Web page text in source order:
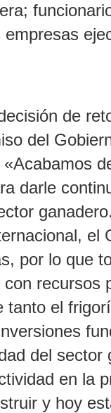
de
del
darle
el
por lo que
recursos
tanto el
del sector
en la
y hoy